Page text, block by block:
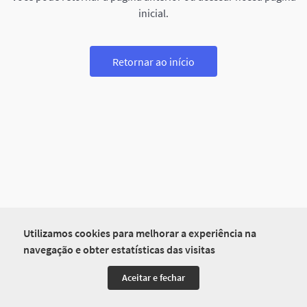
Utilizamos cookies para melhorar a experiência na
navegação e obter estatísticas das visitas
Aceitar e fechar
inicial.
Retornar ao início